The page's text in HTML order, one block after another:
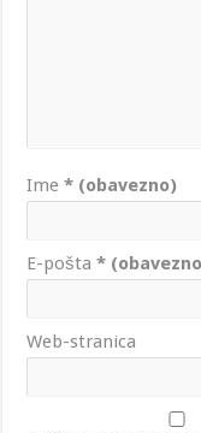
Ime* (obavezno)
E-pošta*
Web-stranica